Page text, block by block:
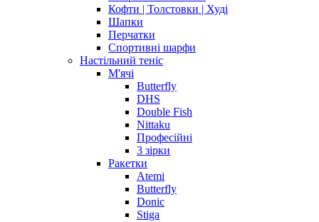
Кофти | Толстовки | Худі
Шапки
Перчатки
Спортивні шарфи
Настільний теніс
М'ячі
Butterfly
DHS
Double Fish
Nittaku
Професійні
3 зірки
Ракетки
Atemi
Butterfly
Donic
Stiga